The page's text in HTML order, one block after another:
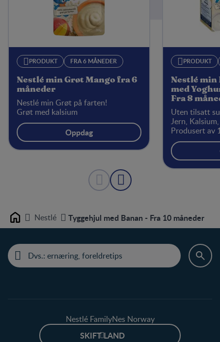
PRODUKT FRA 6 MÅNEDER
Nestlé min Grøt Mango fra 6
måneder
Nestlé min Grøt på farten!
Grøt med kalsium
Oppdag
PRODUKT
Nestlé
med
Fra 8
Uten tilsatt
Jern,
Produsert av
Home Nestlé Tyggehjul med Banan - Fra 10 måneder
Nestlé FamilyNes Norway
SKIFT LAND